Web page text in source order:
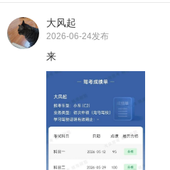
大风起
2026-06-24发布
来